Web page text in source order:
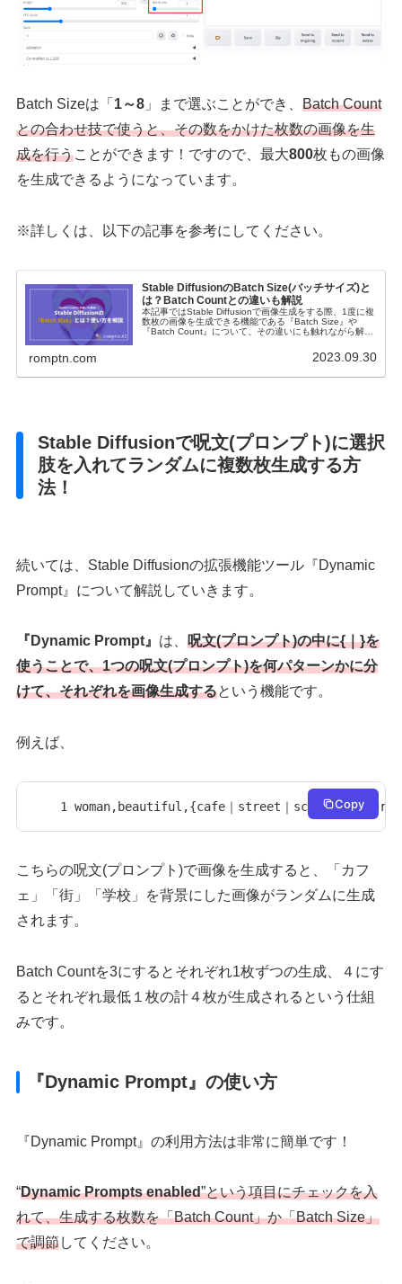
Batch Sizeは「 1～8 」まで選ぶことができ、Batch Count
との合わせ技で使うと、その数をかけた枚数の画像を生
成を行うことができます！ですので、最大800枚もの画像
を生成できるようになっています。
※詳しくは、以下の記事を参考にしてください。
Stable DiffusionのBatch Size(バッチサイズ)と
は？Batch Countとの違いも解説
本記事ではStable Diffusionで画像生成をする際、1度に複
数枚の画像を生成できる機能である『Batch Size』や
『Batch Count』について、その違いにも触れながら解説
romptn.com 2023.09.30
Stable Diffusionで呪文(プロンプト)に選択
肢を入れてランダムに複数枚生成する方
法！
続いては、Stable Diffusionの拡張機能ツール『Dynamic
Prompt』について解説していきます。
『Dynamic Prompt』 は、呪文(プロンプト)の中に{｜}を
使うことで、1つの呪文(プロンプト)を何パターンかに分
けて、それぞれを画像生成するという機能です。
例えば、
1 woman,beautiful,{cafe｜street｜ Copy
こちらの呪文(プロンプト)で画像を生成すると、「カフ
ェ」「街」「学校」を背景にした画像がランダムに生成
されます。
Batch Countを3にするとそれぞれ1枚ずつの生成、４にす
るとそれぞれ最低１枚の計４枚が生成されるという仕組
みです。
『Dynamic Prompt』の使い方
『Dynamic Prompt』の利用方法は非常に簡単です！
“Dynamic Prompts enabled”という項目にチェックを入
れて、生成する枚数を「Batch Count」か「Batch Size」
で調節してください。